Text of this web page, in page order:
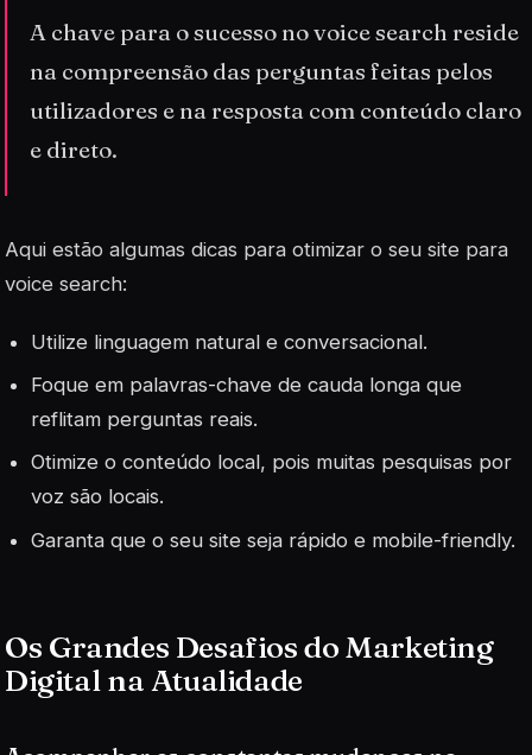
A chave para o sucesso no voice search reside
na compreensão das perguntas feitas pelos
utilizadores e na resposta com conteúdo claro
e direto.
Aqui estão algumas dicas para otimizar o seu site para
voice search:
Utilize linguagem natural e conversacional.
Foque em palavras-chave de cauda longa que
reflitam perguntas reais.
Otimize o conteúdo local, pois muitas pesquisas por
voz são locais.
Garanta que o seu site seja rápido e mobile-friendly.
Os Grandes Desafios do Marketing
Digital na Atualidade